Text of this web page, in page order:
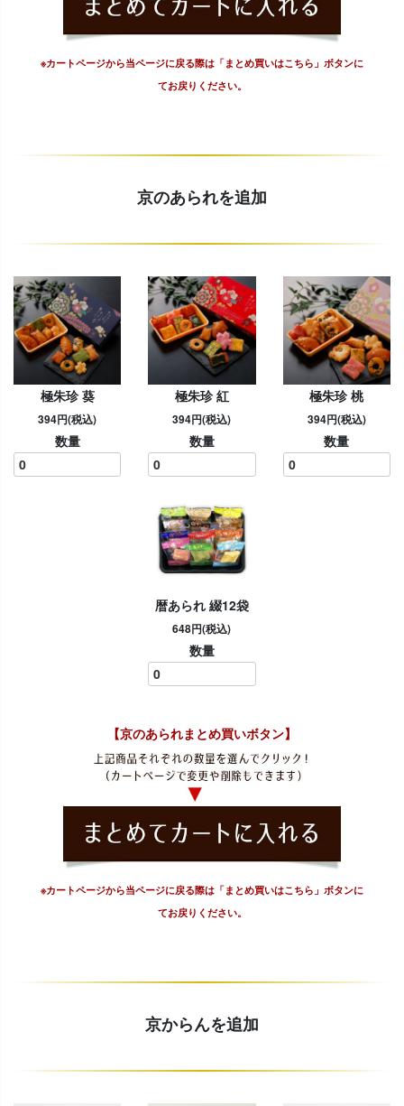
※カートページから当ページに戻る際は「まとめ買いはこちら」ボタンに
てお戻りください。
京のあられを追加
極朱珍 葵
394円(税込)
数量
極朱珍 紅
394円(税込)
数量
極朱珍 桃
394円(税込)
数量
暦あられ 綴12袋
648円(税込)
数量
【京のあられまとめ買いボタン】
※カートページから当ページに戻る際は「まとめ買いはこちら」ボタンに
てお戻りください。
京からんを追加